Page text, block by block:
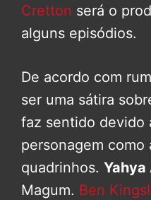
Cretton será o
alguns episódios.
De acordo com
ser uma sátira
faz sentido devido
personagem
quadrinhos.
Magum. Ben